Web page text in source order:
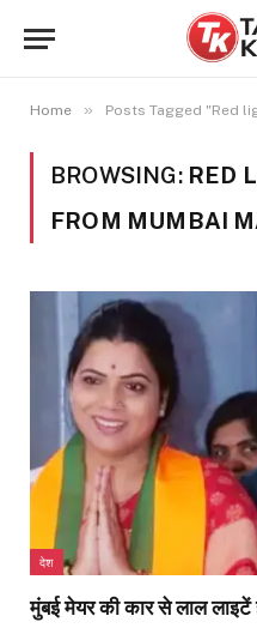
Home » Posts Tagged "Red lights
BROWSING: RED
FROM MUMBAI
देश
मुंबई मेयर की कार से लाल लाइटें